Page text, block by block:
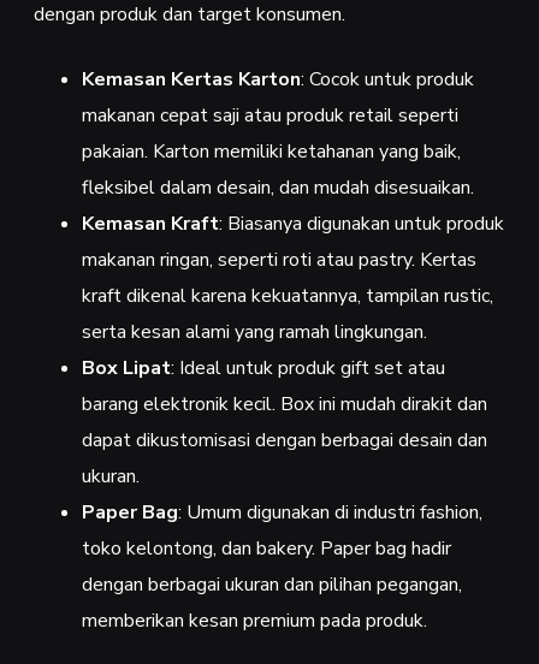
dengan produk dan target konsumen.
Kemasan Kertas Karton: Cocok untuk produk
makanan cepat saji atau produk retail seperti
pakaian. Karton memiliki ketahanan yang baik,
fleksibel dalam desain, dan mudah disesuaikan.
Kemasan Kraft: Biasanya digunakan untuk produk
makanan ringan, seperti roti atau pastry. Kertas
kraft dikenal karena kekuatannya, tampilan rustic,
serta kesan alami yang ramah lingkungan.
Box Lipat: Ideal untuk produk gift set atau
barang elektronik kecil. Box ini mudah dirakit dan
dapat dikustomisasi dengan berbagai desain dan
ukuran.
Paper Bag: Umum digunakan di industri fashion,
toko kelontong, dan bakery. Paper bag hadir
dengan berbagai ukuran dan pilihan pegangan,
memberikan kesan premium pada produk.